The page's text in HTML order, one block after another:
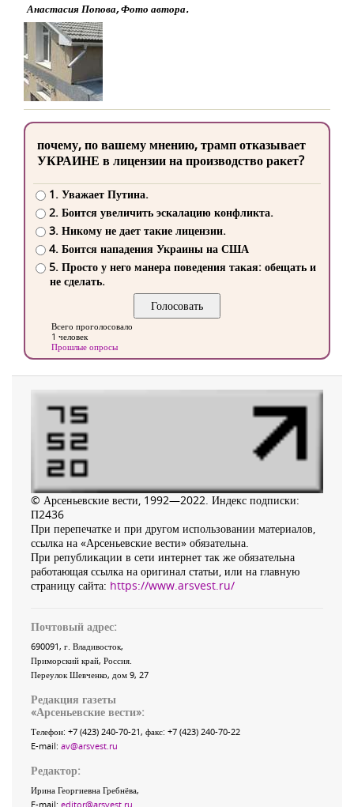
Анастасия Попова, Фото автора.
почему, по вашему мнению, трамп отказывает
УКРАИНЕ в лицензии на производство ракет?
1. Уважает Путина.
2. Боится увеличить эскалацию конфликта.
3. Никому не дает такие лицензии.
4. Боится нападения Украины на США
5. Просто у него манера поведения такая: обещать и
не сделать.
Всего проголосовало
1 человек
Прошлые опросы
© Арсеньевские вести, 1992—2022. Индекс подписки:
П2436
При перепечатке и при другом использовании материалов,
ссылка на «Арсеньевские вести» обязательна.
При републикации в сети интернет так же обязательна
работающая ссылка на оригинал статьи, или на главную
страницу сайта: https://www.arsvest.ru/
Почтовый адрес:
690091, г. Владивосток,
Приморский край, Россия
Переулок Шевченко, дом 9, 27
Редакция газеты
«Арсеньевские вести»:
Телефон: +7 (423) 240-70-21, факс: +7 (423) 240-70-22
E-mail: av@arsvest.ru
Редактор:
Ирина Георгиевна Гребнёва,
E-mail: editor@arsvest.ru